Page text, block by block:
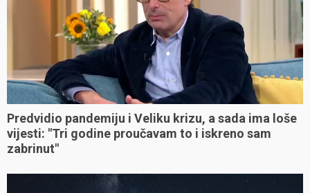
Predvidio pandemiju i Veliku krizu, a sada ima loše
vijesti: "Tri godine proučavam to i iskreno sam
zabrinut"